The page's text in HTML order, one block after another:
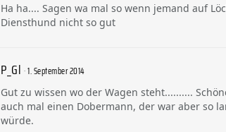
Ha ha.... Sagen wa mal so wenn jemand auf
Diensthund nicht so gut
P_Gl 1. September 2014
Gut zu wissen wo der Wagen steht..........
auch mal einen Dobermann, der war aber so
würde.